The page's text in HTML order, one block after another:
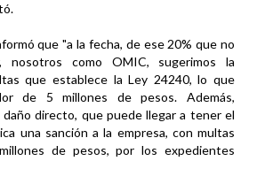
que "a la fecha, de ese 20% que no
nosotros como OMIC, sugerimos la
que establece la Ley 24240, lo que
de 5 millones de pesos. Además,
directo, que puede llegar a tener el
una sanción a la empresa, con multas
de pesos, por los expedientes